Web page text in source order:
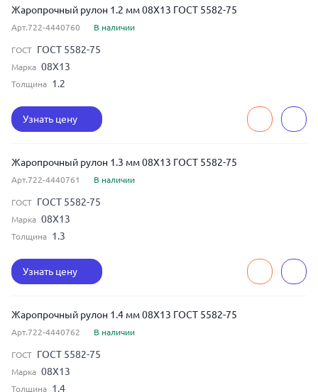
Жаропрочный рулон 1.2 мм 08Х13 ГОСТ 5582-75
Арт.722-4440760 В наличии
ГОСТ ГОСТ 5582-75
Марка 08Х13
Толщина 1.2
Узнать цену
Жаропрочный рулон 1.3 мм 08Х13 ГОСТ 5582-75
Арт.722-4440761 В наличии
ГОСТ ГОСТ 5582-75
Марка 08Х13
Толщина 1.3
Узнать цену
Жаропрочный рулон 1.4 мм 08Х13 ГОСТ 5582-75
Арт.722-4440762 В наличии
ГОСТ ГОСТ 5582-75
Марка 08Х13
Толщина 1.4